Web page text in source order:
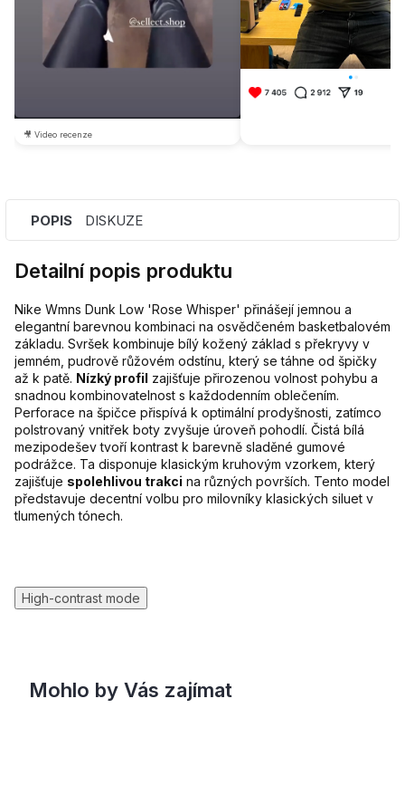
🎥 Video recenze
POPIS DISKUZE
Detailní popis produktu
Nike Wmns Dunk Low 'Rose Whisper' přinášejí jemnou a
elegantní barevnou kombinaci na osvědčeném basketbalovém
základu. Svršek kombinuje bílý kožený základ s překryvy v
jemném, pudrově růžovém odstínu, který se táhne od špičky
až k patě. Nízký profil zajišťuje přirozenou volnost pohybu a
snadnou kombinovatelnost s každodenním oblečením.
Perforace na špičce přispívá k optimální prodyšnosti, zatímco
polstrovaný vnitřek boty zvyšuje úroveň pohodlí. Čistá bílá
mezipodešev tvoří kontrast k barevně sladěné gumové
podrážce. Ta disponuje klasickým kruhovým vzorkem, který
zajišťuje spolehlivou trakci na různých površích. Tento model
představuje decentní volbu pro milovníky klasických siluet v
tlumených tónech.
High-contrast mode